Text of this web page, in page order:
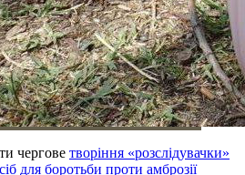
чергове творіння «розслідувачки»
для боротьби проти амброзії